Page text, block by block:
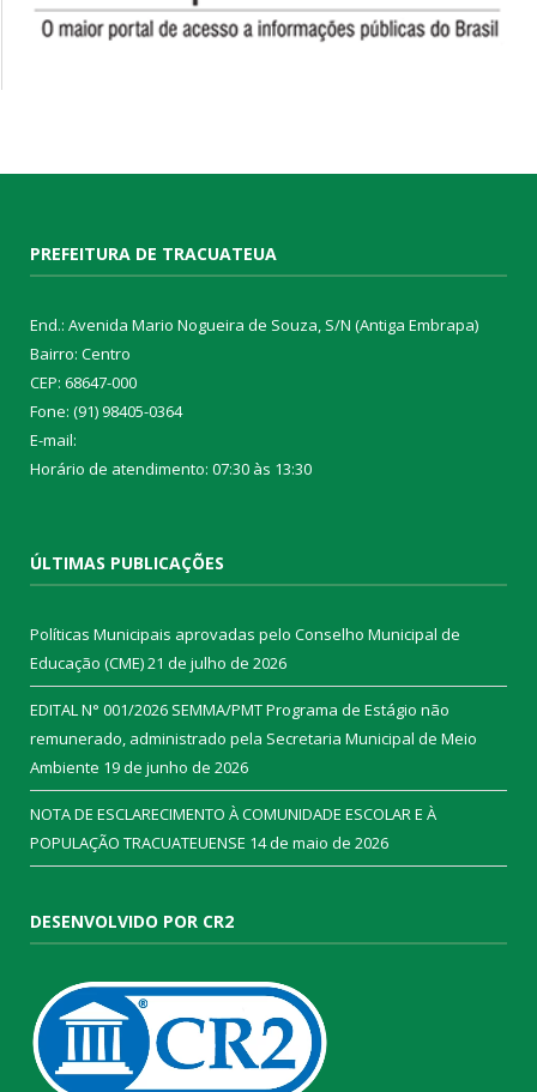
PREFEITURA DE TRACUATEUA
End.: Avenida Mario Nogueira de Souza, S/N (Antiga Embrapa)
Bairro: Centro
CEP: 68647-000
Fone: (91) 98405-0364
E-mail:
Horário de atendimento: 07:30 às 13:30
ÚLTIMAS PUBLICAÇÕES
Políticas Municipais aprovadas pelo Conselho Municipal de
Educação (CME)21 de julho de 2026
EDITAL N° 001/2026 SEMMA/PMT Programa de Estágio não
remunerado, administrado pela Secretaria Municipal de Meio
Ambiente 19 de junho de 2026
NOTA DE ESCLARECIMENTO À COMUNIDADE ESCOLAR E À
POPULAÇÃO TRACUATEUENSE 14 de maio de 2026
DESENVOLVIDO POR CR2